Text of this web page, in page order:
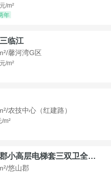
/m²
年
临江
馨河湾G区
/m²
农技中心（红建路）
m²
河东新区悠山郡小高层电梯套三双卫全装带家具家电
悠山郡